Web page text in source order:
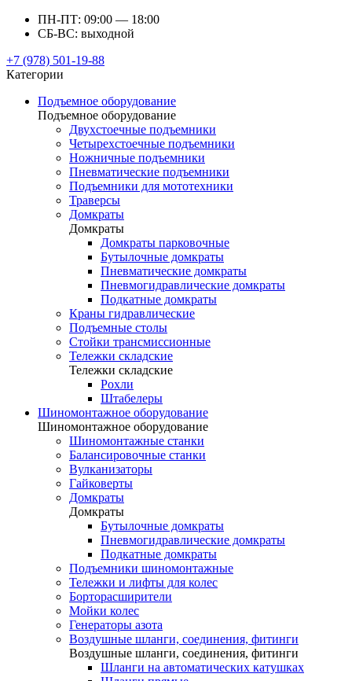
ПН-ПТ: 09:00 — 18:00
СБ-ВС: выходной
+7 (978) 501-19-88
Категории
Подъемное оборудование
Подъемное оборудование
Двухстоечные подъемники
Четырехстоечные подъемники
Ножничные подъемники
Пневматические подъемники
Подъемники для мототехники
Траверсы
Домкраты
Домкраты
Домкраты парковочные
Бутылочные домкраты
Пневматические домкраты
Пневмогидравлические домкраты
Подкатные домкраты
Краны гидравлические
Подъемные столы
Стойки трансмиссионные
Тележки складские
Тележки складские
Рохли
Штабелеры
Шиномонтажное оборудование
Шиномонтажное оборудование
Шиномонтажные станки
Балансировочные станки
Вулканизаторы
Гайковерты
Домкраты
Домкраты
Бутылочные домкраты
Пневмогидравлические домкраты
Подкатные домкраты
Подъемники шиномонтажные
Тележки и лифты для колес
Борторасширители
Мойки колес
Генераторы азота
Воздушные шланги, соединения, фитинги
Воздушные шланги, соединения, фитинги
Шланги на автоматических катушках